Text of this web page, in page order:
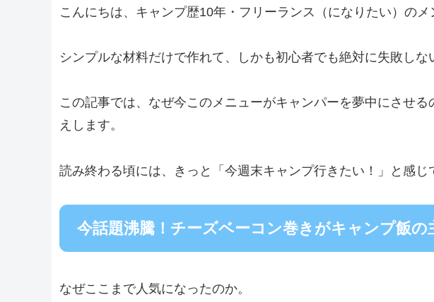
こんにちは、キャンプ歴10年・フリーランス（になりたい）のメ
シンプルな材料だけで作れて、しかも初心者でも絶対に失敗しな
この記事では、なぜ今このメニューがキャンパーを夢中にさせ
えします。
読み終わる頃には、きっと「今週末キャンプ行きたい！」と感じ
今話題沸騰！チーズベーコン巻きがキャンプ飯
なぜここまで人気になったのか。